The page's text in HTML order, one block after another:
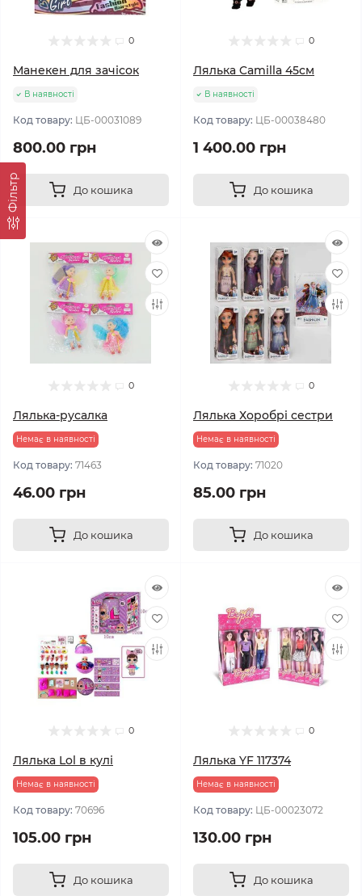
Фільтр
0
Манекен для зачісок
В наявності
Код товару: ЦБ-00031089
800.00 грн
До кошика
0
Лялька Camilla 45см
В наявності
Код товару: ЦБ-00038480
1 400.00 грн
До кошика
0
Лялька-русалка
Немає в наявності
Код товару: 71463
46.00 грн
До кошика
0
Лялька Хоробрі сестри
Немає в наявності
Код товару: 71020
85.00 грн
До кошика
0
Лялька Lol в кулі
Немає в наявності
Код товару: 70696
105.00 грн
До кошика
0
Лялька YF 117374
Немає в наявності
Код товару: ЦБ-00023072
130.00 грн
До кошика